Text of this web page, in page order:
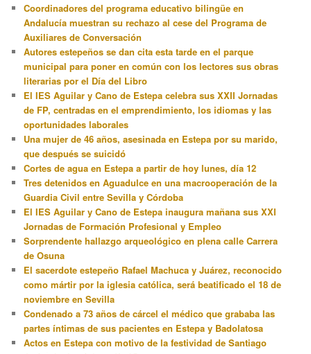
Coordinadores del programa educativo bilingüe en
Andalucía muestran su rechazo al cese del Programa de
Auxiliares de Conversación
Autores estepeños se dan cita esta tarde en el parque
municipal para poner en común con los lectores sus obras
literarias por el Día del Libro
El IES Aguilar y Cano de Estepa celebra sus XXII Jornadas
de FP, centradas en el emprendimiento, los idiomas y las
oportunidades laborales
Una mujer de 46 años, asesinada en Estepa por su marido,
que después se suicidó
Cortes de agua en Estepa a partir de hoy lunes, día 12
Tres detenidos en Aguadulce en una macrooperación de la
Guardia Civil entre Sevilla y Córdoba
El IES Aguilar y Cano de Estepa inaugura mañana sus XXI
Jornadas de Formación Profesional y Empleo
Sorprendente hallazgo arqueológico en plena calle Carrera
de Osuna
El sacerdote estepeño Rafael Machuca y Juárez, reconocido
como mártir por la iglesia católica, será beatificado el 18 de
noviembre en Sevilla
Condenado a 73 años de cárcel el médico que grababa las
partes íntimas de sus pacientes en Estepa y Badolatosa
Actos en Estepa con motivo de la festividad de Santiago